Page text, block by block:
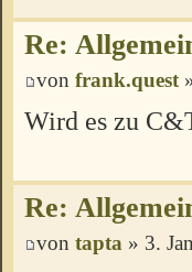
Re:
von frank.quest
Wird es zu
Re:
von tapta » 3.